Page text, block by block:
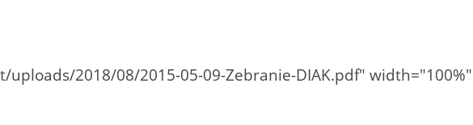
2018/08/2015-05-09-Zebranie-DIAK.pdf" width="100%"